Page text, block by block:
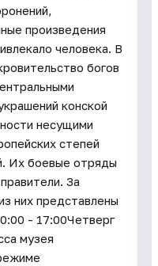
произведения
человека. В
богов
конской
несущими
степей
Их боевые отряды
За
них представлены
- 17:00Четверг
музея